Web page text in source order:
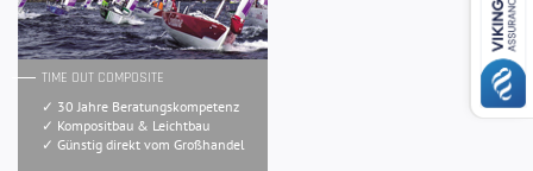
TIME OUT COMPOSITE
✓ 30 Jahre Beratungskompetenz
✓ Kompositbau & Leichtbau
✓ Günstig direkt vom Großhandel